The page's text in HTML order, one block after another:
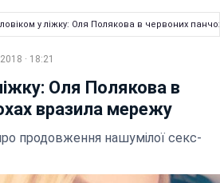
у ліжку: Оля Полякова в червоних
· 18:21
Оля Полякова в
вразила мережу
продовження нашумілої секс-